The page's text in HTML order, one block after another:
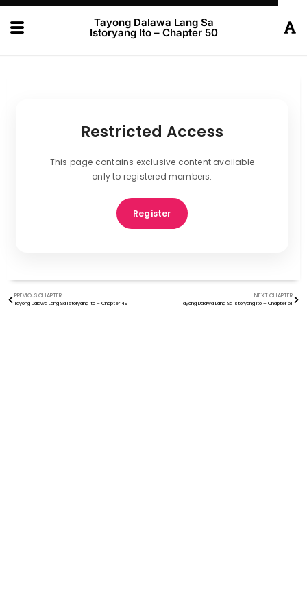
Tayong Dalawa Lang Sa
Istoryang Ito – Chapter 50
Restricted Access
This page contains exclusive content available
only to registered members.
Register
PREVIOUS CHAPTER
Tayong Dalawa Lang Sa Istoryang Ito – Chapter 49
NEXT CHAPTER
Tayong Dalawa Lang Sa Istoryang Ito – Chapter 51